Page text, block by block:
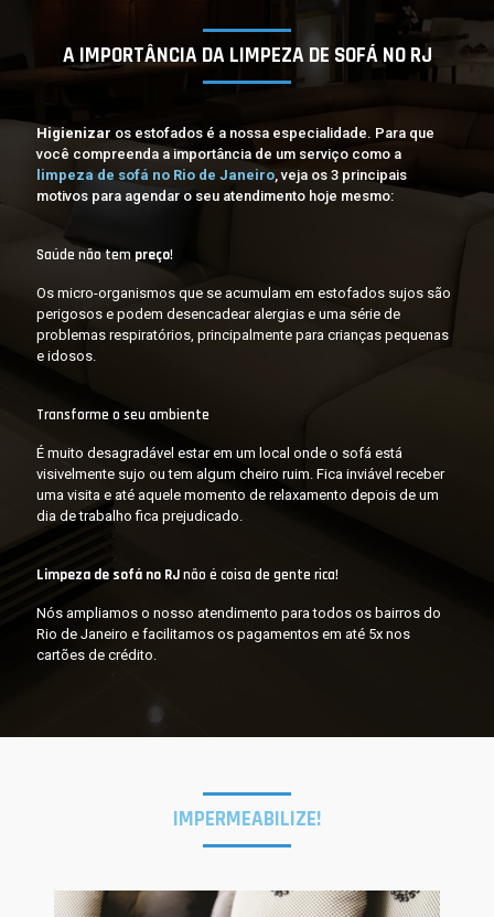
A IMPORTÂNCIA DA LIMPEZA DE SOFÁ NO RJ
Higienizar os estofados é a nossa especialidade. Para que
você compreenda a importância de um serviço como a
limpeza de sofá no Rio de Janeiro, veja os 3 principais
motivos para agendar o seu atendimento hoje mesmo:
Saúde não tempreço!
Os micro-organismos que se acumulam em estofados sujos são
perigosos e podem desencadear alergias e uma série de
problemas respiratórios, principalmente para crianças pequenas
e idosos.
Transforme o seu ambiente
É muito desagradável estar em um local onde o sofá está
visivelmente sujo ou tem algum cheiro ruim. Fica inviável receber
uma visita e até aquele momento de relaxamento depois de um
dia de trabalho fica prejudicado.
Limpeza de sofá no RJnão é coisa de gente rica!
Nós ampliamos o nosso atendimento para todos os bairros do
Rio de Janeiro e facilitamos os pagamentos em até 5x nos
cartões de crédito.
IMPERMEABILIZE!